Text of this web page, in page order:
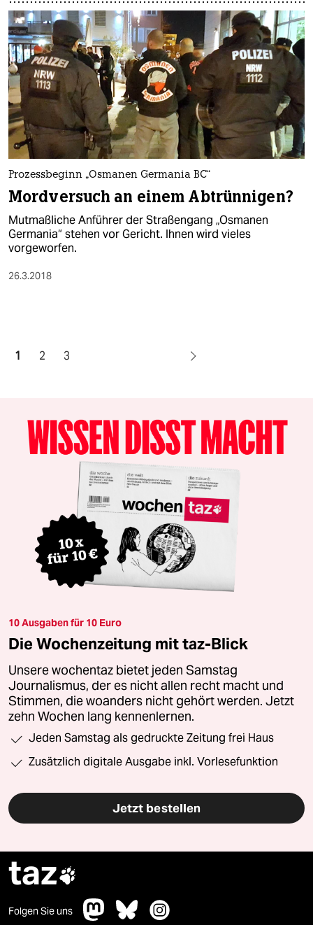
Prozessbeginn „Osmanen Germania BC“
Mordversuch an einem Abtrünnigen?
Mutmaßliche Anführer der Straßengang „Osmanen
Germania“ stehen vor Gericht. Ihnen wird vieles
vorgeworfen.
26.3.2018
1 2 3
10 Ausgaben für 10 Euro
Die Wochenzeitung mit taz-Blick
Unsere wochentaz bietet jeden Samstag
Journalismus, der es nicht allen recht macht und
Stimmen, die woanders nicht gehört werden. Jetzt
zehn Wochen lang kennenlernen.
Jeden Samstag als gedruckte Zeitung frei Haus
Zusätzlich digitale Ausgabe inkl. Vorlesefunktion
Jetzt bestellen
taz
Folgen Sie uns